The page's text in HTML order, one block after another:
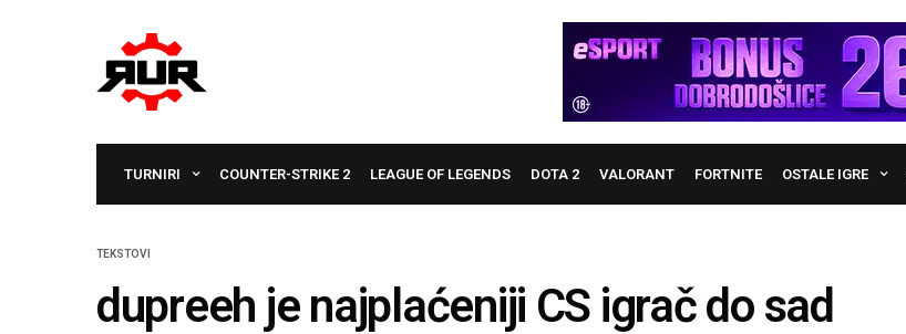
TURNIRI COUNTER-STRIKE 2 LEAGUE OF LEGENDS DOTA 2 VALORANT FORTNITE OSTALE IGRE
TEKSTOVI
dupreeh je najplaćeniji CS igrač do sad